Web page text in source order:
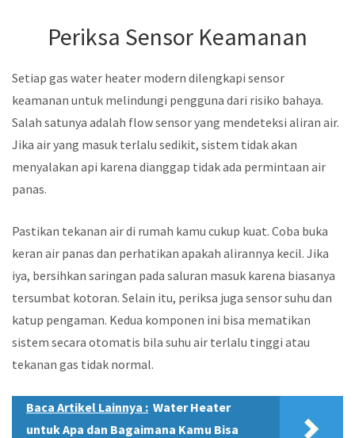
Periksa Sensor Keamanan
Setiap gas water heater modern dilengkapi sensor
keamanan untuk melindungi pengguna dari risiko bahaya.
Salah satunya adalah flow sensor yang mendeteksi aliran air.
Jika air yang masuk terlalu sedikit, sistem tidak akan
menyalakan api karena dianggap tidak ada permintaan air
panas.
Pastikan tekanan air di rumah kamu cukup kuat. Coba buka
keran air panas dan perhatikan apakah alirannya kecil. Jika
iya, bersihkan saringan pada saluran masuk karena biasanya
tersumbat kotoran. Selain itu, periksa juga sensor suhu dan
katup pengaman. Kedua komponen ini bisa mematikan
sistem secara otomatis bila suhu air terlalu tinggi atau
tekanan gas tidak normal.
Baca Artikel Lainnya : Water Heater
untuk Apa dan Bagaimana Kamu Bisa